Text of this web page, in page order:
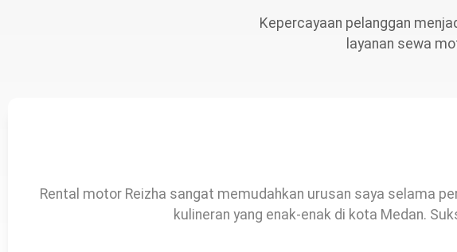
Kepercayaan pelanggan
layanan sewa
Rental motor Reizha sangat memudahkan urusan saya selama
kulineran yang enak-enak di kota Medan.